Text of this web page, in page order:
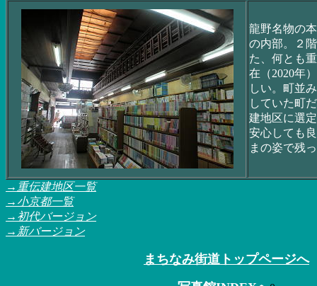
龍野名物の
の内部。２
た、何とも
在（2020年
しい。町並
していた町
建地区に選
安心しても
まの姿で残
→重伝建地区一覧
→小京都一覧
→初代バージョン
→新バージョン
まちなみ街道トップページへ